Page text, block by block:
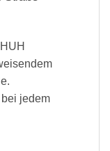
jedem